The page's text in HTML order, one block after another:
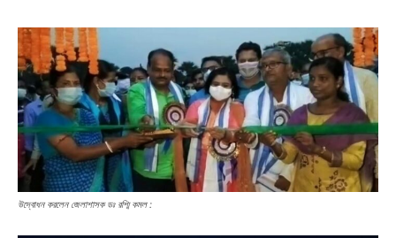
উদ্বোধন করলেন জেলাশাসক ডঃ রশ্মি কমল :